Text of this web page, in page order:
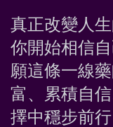
真正改變人
你開始相信
願這條一線
富、累積自
擇中穩步前